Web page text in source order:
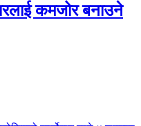
कमजोर बनाउने